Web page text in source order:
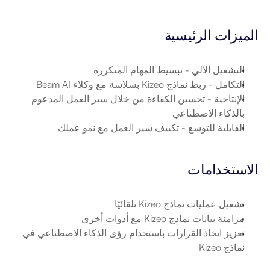
الميزات الرئيسية
التشغيل الآلي - تبسيط المهام المتكررة
التكامل - ربط نماذج Kizeo بسلاسة مع وكلاء Beam AI
الإنتاجية
بالذكاء الاصطناعي
القابلية للتوسع - تكييف سير العمل مع نمو عملك
الاستخدامات
تشغيل عمليات نماذج Kizeo تلقائيًا
مزامنة بيانات نماذج Kizeo مع أدوات أخرى
نماذج Kizeo